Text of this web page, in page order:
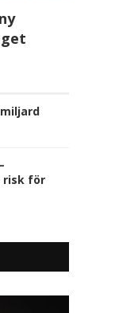
risk för